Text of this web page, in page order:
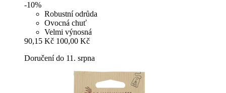
-10%
Robustní odrůda
Ovocná chuť
Velmi výnosná
90,15 Kč 100,00 Kč
Doručení do 11. srpna